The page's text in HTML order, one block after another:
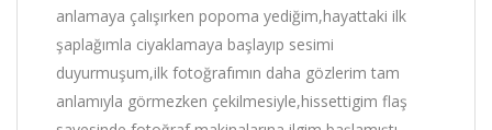
anlamaya çalışırken popoma yediğim,hayattaki ilk
şaplağımla ciyaklamaya başlayıp sesimi
duyurmuşum,ilk fotoğrafımın daha gözlerim tam
anlamıyla görmezken çekilmesiyle,hissettigim flaş